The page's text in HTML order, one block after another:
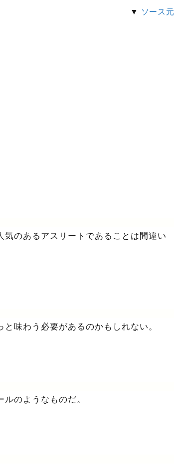
▼ ソース元
のあるアスリートであることは間違い
味わう必要があるのかもしれない。
のようなものだ。